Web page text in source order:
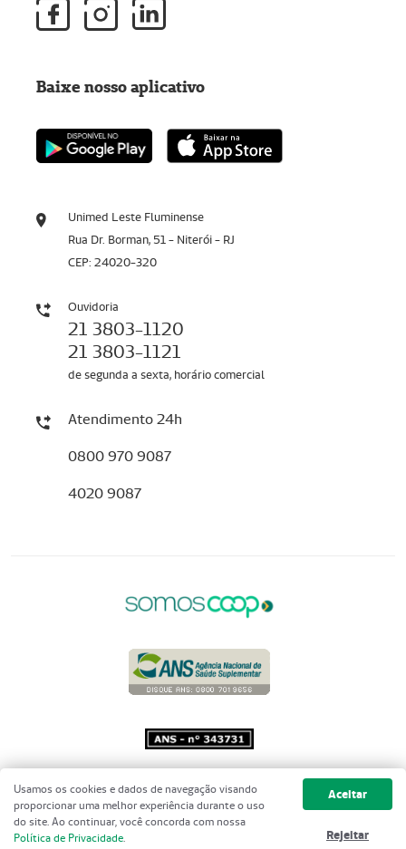
Unimed Leste Fluminense
Rua Dr. Borman, 51 - Niterói - RJ
CEP: 24020-320
Ouvidoria
21 3803-1120
21 3803-1121
de segunda a sexta, horário comercial
Atendimento 24h
0800 970 9087
4020 9087
Baixe nosso aplicativo
Copyright 2001 - 2026 Unimed do
Brasil - Todos os direitos reservados
Usamos os cookies e dados de navegação visando
proporcionar uma melhor experiência durante o uso
do site. Ao continuar, você concorda com nossa
Política de Privacidade.
Aceitar
Rejeitar